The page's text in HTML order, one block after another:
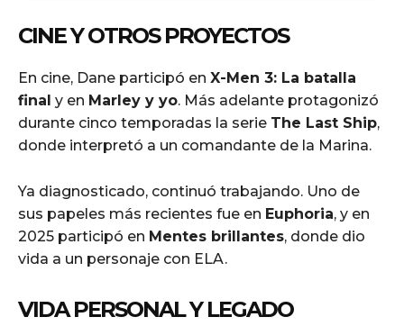
CINE Y OTROS PROYECTOS
En cine, Dane participó en X-Men 3: La batalla
final y en Marley y yo. Más adelante protagonizó
durante cinco temporadas la serie The Last Ship,
donde interpretó a un comandante de la Marina.
Ya diagnosticado, continuó trabajando. Uno de
sus papeles más recientes fue en Euphoria, y en
2025 participó en Mentes brillantes, donde dio
vida a un personaje con ELA.
VIDA PERSONAL Y LEGADO